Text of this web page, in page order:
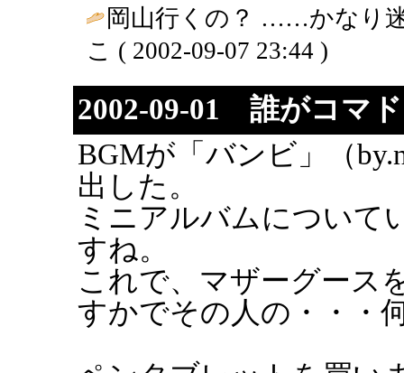
岡山行くの？ ……かなり
こ ( 2002-09-07 23:44 )
2002-09-01 誰がコマ
BGMが「バンビ」（
出した。
ミニアルバムについて
すね。
これで、マザーグース
すかでその人の・・・